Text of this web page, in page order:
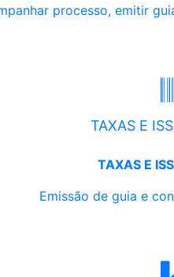
processo, emitir
TAXAS E
TAXAS E
Emissão de guia e